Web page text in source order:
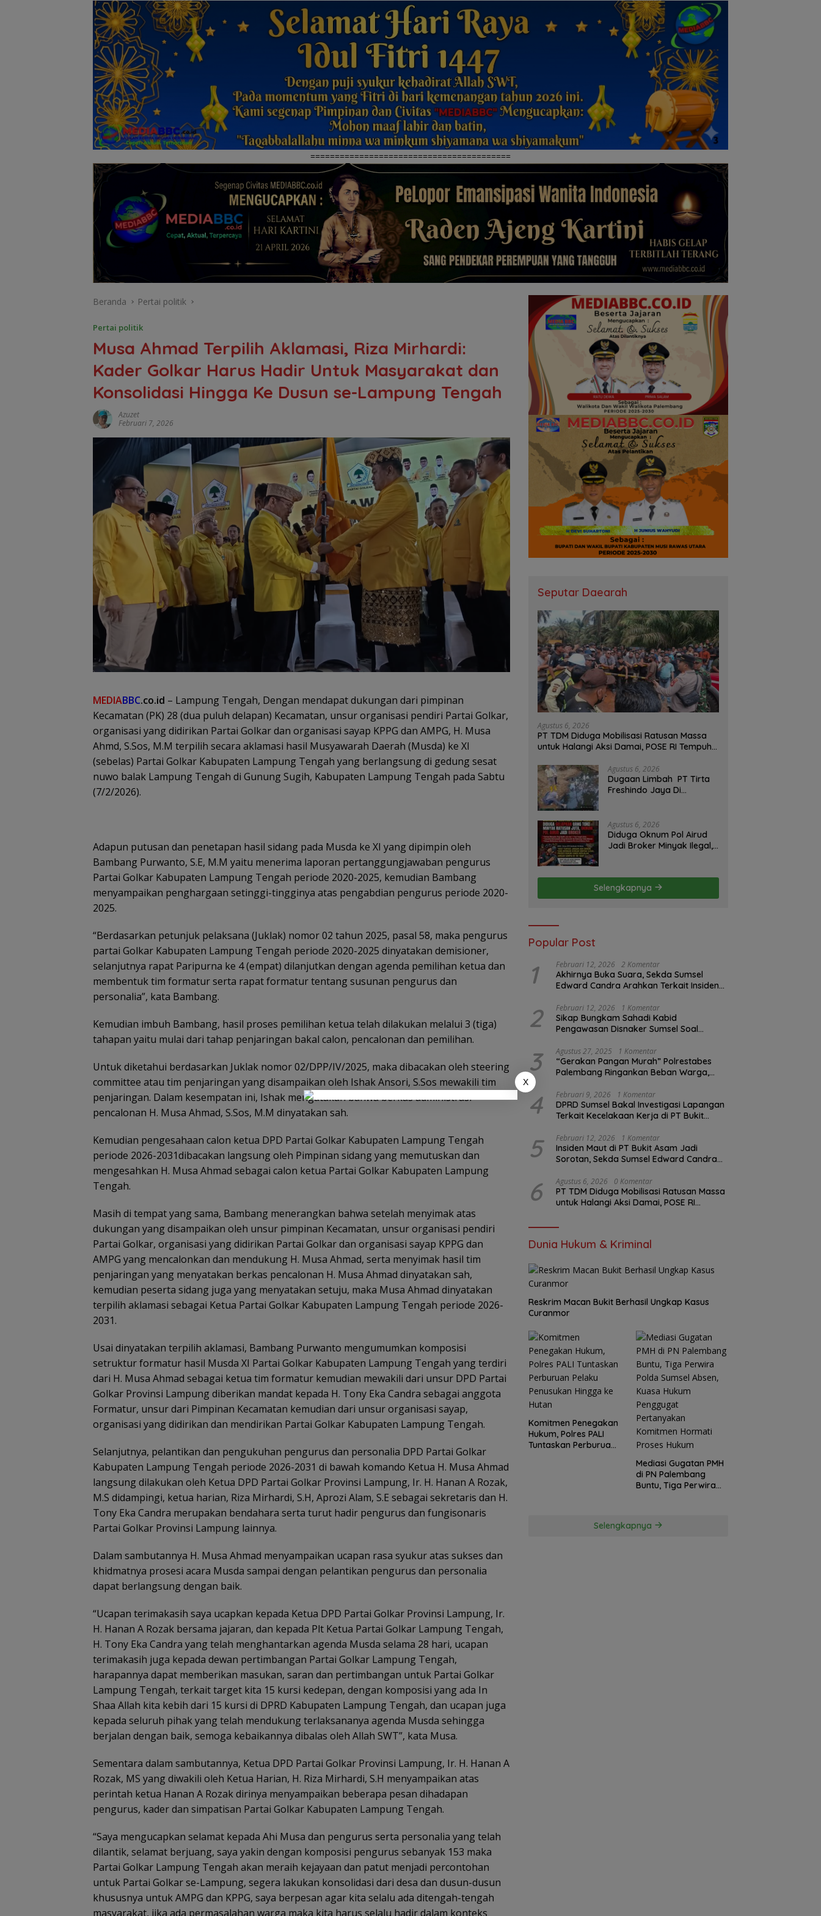
=========================================
Beranda Pertai politik
Pertai politik
Musa Ahmad Terpilih Aklamasi, Riza Mirhardi:
Kader Golkar Harus Hadir Untuk Masyarakat dan
Konsolidasi Hingga Ke Dusun se-Lampung Tengah
Azuzet
Februari 7, 2026
MEDIABBC.co.id – Lampung Tengah, Dengan mendapat dukungan dari pimpinan
Kecamatan (PK) 28 (dua puluh delapan) Kecamatan, unsur organisasi pendiri Partai Golkar,
organisasi yang didirikan Partai Golkar dan organisasi sayap KPPG dan AMPG, H. Musa
Ahmd, S.Sos, M.M terpilih secara aklamasi hasil Musyawarah Daerah (Musda) ke XI
(sebelas) Partai Golkar Kabupaten Lampung Tengah yang berlangsung di gedung sesat
nuwo balak Lampung Tengah di Gunung Sugih, Kabupaten Lampung Tengah pada Sabtu
(7/2/2026).
Adapun putusan dan penetapan hasil sidang pada Musda ke XI yang dipimpin oleh
Bambang Purwanto, S.E, M.M yaitu menerima laporan pertanggungjawaban pengurus
Partai Golkar Kabupaten Lampung Tengah periode 2020-2025, kemudian Bambang
menyampaikan penghargaan setinggi-tingginya atas pengabdian pengurus periode 2020-
2025.
“Berdasarkan petunjuk pelaksana (Juklak) nomor 02 tahun 2025, pasal 58, maka pengurus
partai Golkar Kabupaten Lampung Tengah periode 2020-2025 dinyatakan demisioner,
selanjutnya rapat Paripurna ke 4 (empat) dilanjutkan dengan agenda pemilihan ketua dan
membentuk tim formatur serta rapat formatur tentang susunan pengurus dan
personalia”, kata Bambang.
Kemudian imbuh Bambang, hasil proses pemilihan ketua telah dilakukan melalui 3 (tiga)
tahapan yaitu mulai dari tahap penjaringan bakal calon, pencalonan dan pemilihan.
Untuk diketahui berdasarkan Juklak nomor 02/DPP/IV/2025, maka dibacakan oleh steering
committee atau tim penjaringan yang disampaikan oleh Ishak Ansori, S.Sos mewakili tim
penjaringan. Dalam kesempatan ini, Ishak mengatakan bahwa berkas administrasi
pencalonan H. Musa Ahmad, S.Sos, M.M dinyatakan sah.
Kemudian pengesahaan calon ketua DPD Partai Golkar Kabupaten Lampung Tengah
periode 2026-2031dibacakan langsung oleh Pimpinan sidang yang memutuskan dan
mengesahkan H. Musa Ahmad sebagai calon ketua Partai Golkar Kabupaten Lampung
Tengah.
Masih di tempat yang sama, Bambang menerangkan bahwa setelah menyimak atas
dukungan yang disampaikan oleh unsur pimpinan Kecamatan, unsur organisasi pendiri
Partai Golkar, organisasi yang didirikan Partai Golkar dan organisasi sayap KPPG dan
AMPG yang mencalonkan dan mendukung H. Musa Ahmad, serta menyimak hasil tim
penjaringan yang menyatakan berkas pencalonan H. Musa Ahmad dinyatakan sah,
kemudian peserta sidang juga yang menyatakan setuju, maka Musa Ahmad dinyatakan
terpilih aklamasi sebagai Ketua Partai Golkar Kabupaten Lampung Tengah periode 2026-
2031.
Usai dinyatakan terpilih aklamasi, Bambang Purwanto mengumumkan komposisi
setruktur formatur hasil Musda XI Partai Golkar Kabupaten Lampung Tengah yang terdiri
dari H. Musa Ahmad sebagai ketua tim formatur kemudian mewakili dari unsur DPD Partai
Golkar Provinsi Lampung diberikan mandat kepada H. Tony Eka Candra sebagai anggota
Formatur, unsur dari Pimpinan Kecamatan kemudian dari unsur organisasi sayap,
organisasi yang didirikan dan mendirikan Partai Golkar Kabupaten Lampung Tengah.
Selanjutnya, pelantikan dan pengukuhan pengurus dan personalia DPD Partai Golkar
Kabupaten Lampung Tengah periode 2026-2031 di bawah komando Ketua H. Musa Ahmad
langsung dilakukan oleh Ketua DPD Partai Golkar Provinsi Lampung, Ir. H. Hanan A Rozak,
M.S didampingi, ketua harian, Riza Mirhardi, S.H, Aprozi Alam, S.E sebagai sekretaris dan H.
Tony Eka Candra merupakan bendahara serta turut hadir pengurus dan fungisonaris
Partai Golkar Provinsi Lampung lainnya.
Dalam sambutannya H. Musa Ahmad menyampaikan ucapan rasa syukur atas sukses dan
khidmatnya prosesi acara Musda sampai dengan pelantikan pengurus dan personalia
dapat berlangsung dengan baik.
“Ucapan terimakasih saya ucapkan kepada Ketua DPD Partai Golkar Provinsi Lampung, Ir.
H. Hanan A Rozak bersama jajaran, dan kepada Plt Ketua Partai Golkar Lampung Tengah,
H. Tony Eka Candra yang telah menghantarkan agenda Musda selama 28 hari, ucapan
terimakasih juga kepada dewan pertimbangan Partai Golkar Lampung Tengah,
harapannya dapat memberikan masukan, saran dan pertimbangan untuk Partai Golkar
Lampung Tengah, terkait target kita 15 kursi kedepan, dengan komposisi yang ada In
Shaa Allah kita kebih dari 15 kursi di DPRD Kabupaten Lampung Tengah, dan ucapan juga
kepada seluruh pihak yang telah mendukung terlaksananya agenda Musda sehingga
berjalan dengan baik, semoga kebaikannya dibalas oleh Allah SWT”, kata Musa.
Sementara dalam sambutannya, Ketua DPD Partai Golkar Provinsi Lampung, Ir. H. Hanan A
Rozak, MS yang diwakili oleh Ketua Harian, H. Riza Mirhardi, S.H menyampaikan atas
perintah ketua Hanan A Rozak dirinya menyampaikan beberapa pesan dihadapan
pengurus, kader dan simpatisan Partai Golkar Kabupaten Lampung Tengah.
“Saya mengucapkan selamat kepada Ahi Musa dan pengurus serta personalia yang telah
dilantik, selamat berjuang, saya yakin dengan komposisi pengurus sebanyak 153 maka
Partai Golkar Lampung Tengah akan meraih kejayaan dan patut menjadi percontohan
untuk Partai Golkar se-Lampung, segera lakukan konsolidasi dari desa dan dusun-dusun
khususnya untuk AMPG dan KPPG, saya berpesan agar kita selalu ada ditengah-tengah
masyarakat, jika ada permasalahan warga maka kita harus selalu hadir dalam konteks
Seputar Daearah
Agustus 6, 2026
PT TDM Diduga Mobilisasi Ratusan Massa
untuk Halangi Aksi Damai, POSE RI Tempuh
Agustus 6, 2026
Dugaan Limbah PT Tirta
Freshindo Jaya Di
Pemerintah dan
Perusahaan
Agustus 6, 2026
Diduga Oknum Pol Airud
Jadi Broker Minyak Ilegal,
Selengkapnya
Popular Post
1 Februari 12, 2026 2 Komentar
Akhirnya Buka Suara, Sekda Sumsel
Edward Candra Arahkan Terkait Insiden
2 Februari 12, 2026 1 Komentar
Sikap Bungkam Sahadi Kabid
Pengawasan Disnaker Sumsel Soal
Pengawasan K3?
3 Agustus 27, 2025 1 Komentar
“Gerakan Pangan Murah” Polrestabes
Palembang Ringankan Beban Warga,
4 Februari 9, 2026 1 Komentar
DPRD Sumsel Bakal Investigasi Lapangan
Terkait Kecelakaan Kerja di PT Bukit
5 Februari 12, 2026 1 Komentar
Insiden Maut di PT Bukit Asam Jadi
Sorotan, Sekda Sumsel Edward Candra
6 Agustus 6, 2026 0 Komentar
PT TDM Diduga Mobilisasi Ratusan Massa
untuk Halangi Aksi Damai, POSE RI
Dunia Hukum & Kriminal
Reskrim Macan Bukit Berhasil Ungkap Kasus
Curanmor
Komitmen Penegakan
Hukum, Polres PALI
Tuntaskan Perburuan
Mediasi Gugatan PMH
di PN Palembang
Buntu, Tiga Perwira
Pertanyakan
Selengkapnya
X